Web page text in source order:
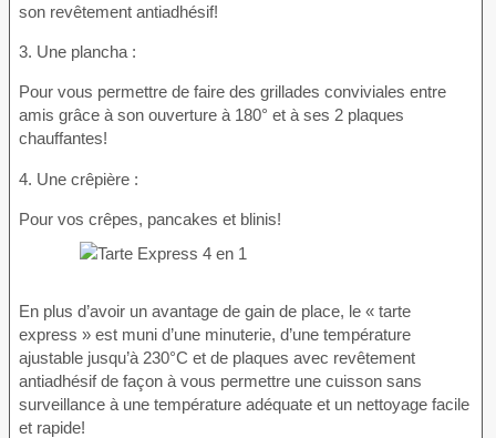
son revêtement antiadhésif!
3. Une plancha :
Pour vous permettre de faire des grillades conviviales entre
amis grâce à son ouverture à 180° et à ses 2 plaques
chauffantes!
4. Une crêpière :
Pour vos crêpes, pancakes et blinis!
En plus d’avoir un avantage de gain de place, le « tarte
express » est muni d’une minuterie, d’une température
ajustable jusqu’à 230°C et de plaques avec revêtement
antiadhésif de façon à vous permettre une cuisson sans
surveillance à une température adéquate et un nettoyage facile
et rapide!